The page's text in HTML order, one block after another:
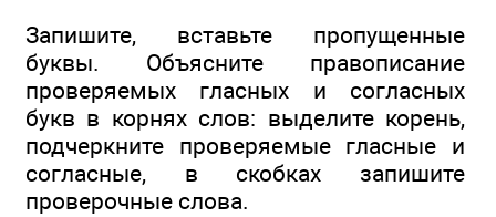
Запишите, вставьте пропущенные
буквы. Объясните правописание
проверяемых гласных и согласных
букв в корнях слов: выделите корень,
подчеркните проверяемые гласные и
согласные, в скобках запишите
проверочные слова.